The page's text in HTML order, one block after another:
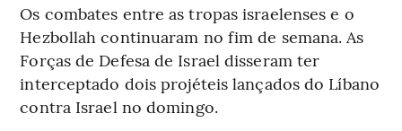
Os combates entre as tropas israelenses e o
Hezbollah continuaram no fim de semana. As
Forças de Defesa de Israel disseram ter
interceptado dois projéteis lançados do Líbano
contra Israel no domingo.